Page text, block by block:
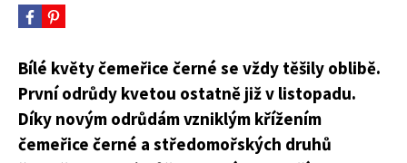
Bílé květy čemeřice černé se vždy těšily oblibě.
První odrůdy kvetou ostatně již v listopadu.
Díky novým odrůdám vzniklým křížením
čemeřice černé a středomořských druhů